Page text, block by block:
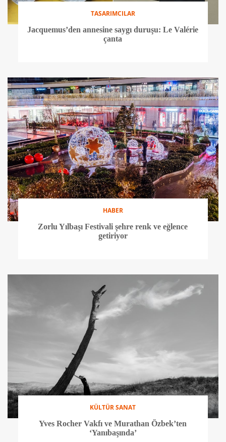
TASARIMCILAR
Jacquemus’den annesine saygı duruşu: Le Valérie
çanta
HABER
Zorlu Yılbaşı Festivali şehre renk ve eğlence
getiriyor
KÜLTÜR SANAT
Yves Rocher Vakfı ve Murathan Özbek’ten
‘Yanıbaşında’